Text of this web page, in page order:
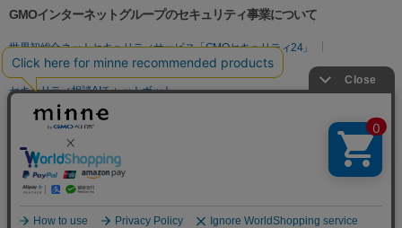
GMOインターネットグループのセキュリティ事業について
世界初総合ネットセキュリティサービス「GMOセキュリティ24」
パスワード漏洩診断
Webサイトリスク診断
セキュリティ相談AIチャットボット
実在証明・盗聴対策
サイバー攻撃対策（GMO Flatt Security）
セキュリティ事業の軌跡